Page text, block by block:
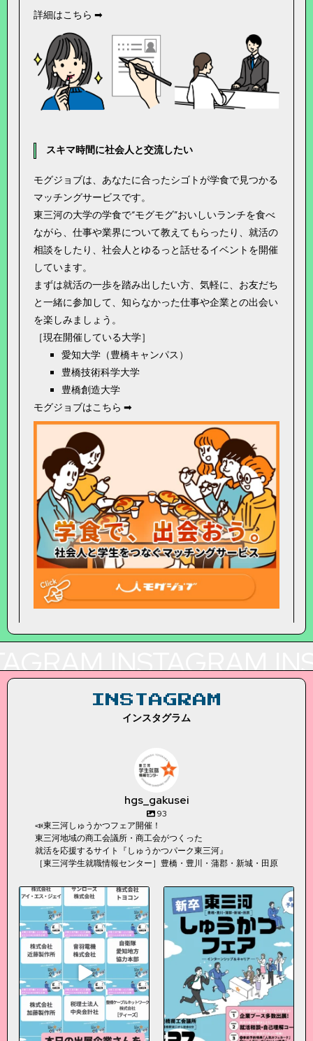
詳細はこちら ➡
スキマ時間に社会人と交流したい
モグジョブは、あなたに合ったシゴトが学食で見つかる
マッチングサービスです。
東三河の大学の学食で“モグモグ”おいしいランチを食べ
ながら、仕事や業界について教えてもらったり、就活の
相談をしたり、社会人とゆるっと話せるイベントを開催
しています。
まずは就活の一歩を踏み出したい方、気軽に、お友だち
と一緒に参加して、知らなかった仕事や企業との出会い
を楽しみましょう。
［現在開催している大学］
愛知大学（豊橋キャンパス）
豊橋技術科学大学
豊橋創造大学
モグジョブはこちら ➡
INSTAGRAM
INSTAGRAM
インスタグラム
hgs_gakusei
93
📣東三河しゅうかつフェア開催！
東三河地域の商工会議所・商工会がつくった
就活を応援するサイト『しゅうかつパーク東三河』
［東三河学生就職情報センター］豊橋・豊川・蒲郡・新城・田原
0
＼本日27日(土)開催！／
【東三河しゅうかつフェア】
...
5 0